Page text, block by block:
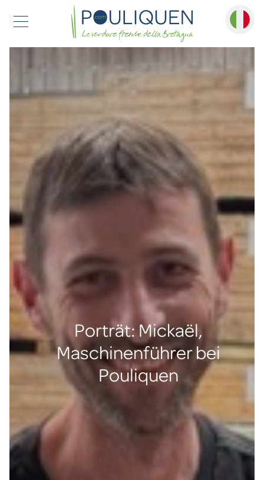
Porträt: Mickaël,
Maschinenführer bei
Pouliquen